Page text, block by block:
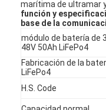
marítima de ultramar
función y
base de la
módulo de batería de
48V 50Ah LiFePo4
Fabricación de la
LiFePo4
H.S. Code